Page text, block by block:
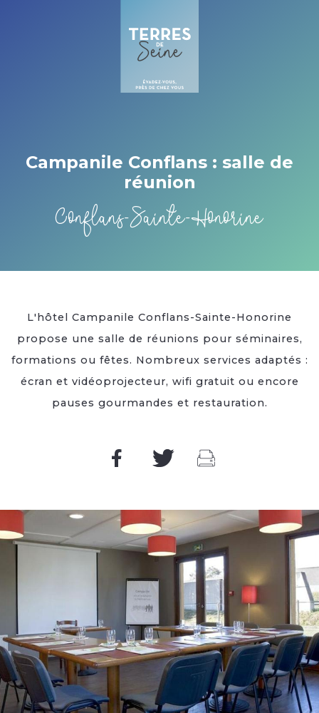
Campanile Conflans : salle de
réunion
Conflans-Sainte-Honorine
L'hôtel Campanile Conflans-Sainte-Honorine
propose une salle de réunions pour séminaires,
formations ou fêtes. Nombreux services adaptés :
écran et vidéoprojecteur, wifi gratuit ou encore
pauses gourmandes et restauration.